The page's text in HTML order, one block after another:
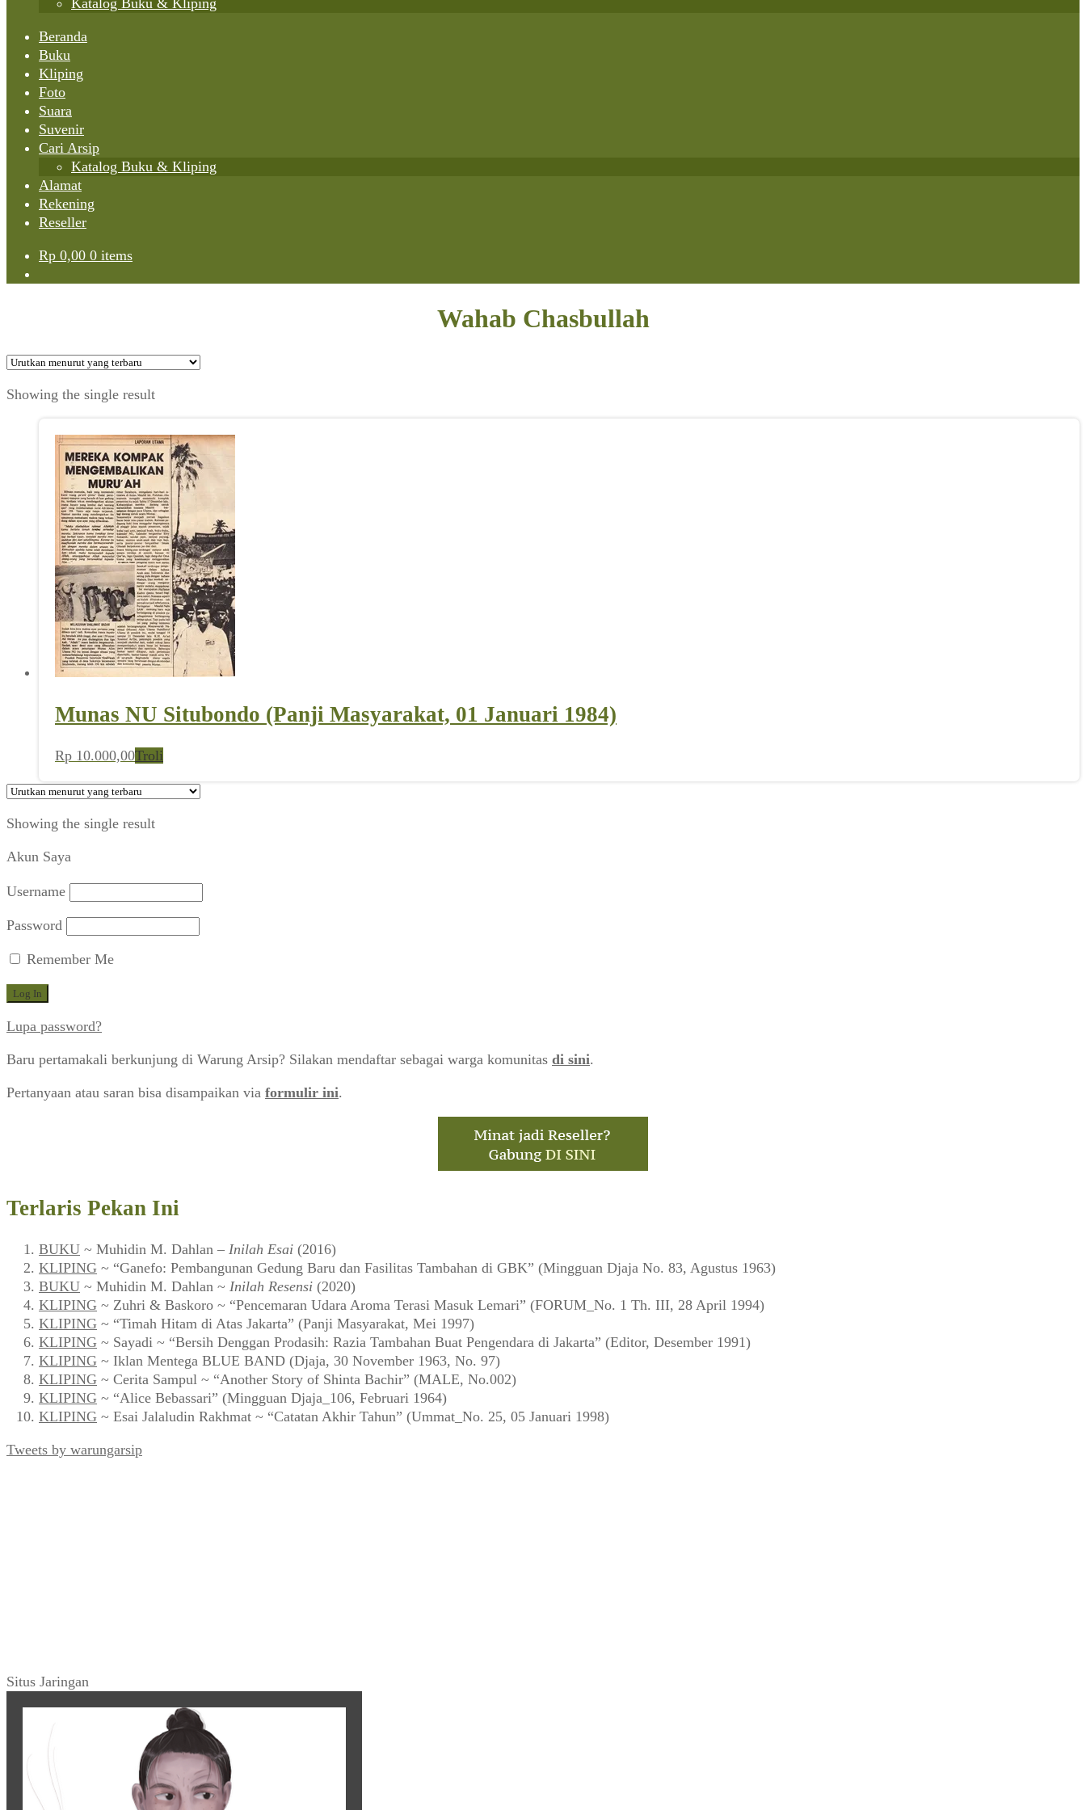
Katalog Buku & Kliping
Beranda
Buku
Kliping
Foto
Suara
Suvenir
Cari Arsip
Katalog Buku & Kliping
Alamat
Rekening
Reseller
Rp 0,00 0 items
Wahab Chasbullah
Showing the single result
Munas NU Situbondo (Panji Masyarakat, 01 Januari 1984)
Rp 10.000,00Troli
Showing the single result
Akun Saya
Username
Password
Remember Me
Lupa password?
Baru pertamakali berkunjung di Warung Arsip? Silakan mendaftar sebagai warga komunitas di sini.
Pertanyaan atau saran bisa disampaikan via formulir ini.
Terlaris Pekan Ini
BUKU ~ Muhidin M. Dahlan – Inilah Esai (2016)
KLIPING ~ “Ganefo: Pembangunan Gedung Baru dan Fasilitas Tambahan di GBK” (Mingguan Djaja No. 83, Agustus 1963)
BUKU ~ Muhidin M. Dahlan ~ Inilah Resensi (2020)
KLIPING ~ Zuhri & Baskoro ~ “Pencemaran Udara Aroma Terasi Masuk Lemari” (FORUM_No. 1 Th. III, 28 April 1994)
KLIPING ~ “Timah Hitam di Atas Jakarta” (Panji Masyarakat, Mei 1997)
KLIPING ~ Sayadi ~ “Bersih Denggan Prodasih: Razia Tambahan Buat Pengendara di Jakarta” (Editor, Desember 1991)
KLIPING ~ Iklan Mentega BLUE BAND (Djaja, 30 November 1963, No. 97)
KLIPING ~ Cerita Sampul ~ “Another Story of Shinta Bachir” (MALE, No.002)
KLIPING ~ “Alice Bebassari” (Mingguan Djaja_106, Februari 1964)
KLIPING ~ Esai Jalaludin Rakhmat ~ “Catatan Akhir Tahun” (Ummat_No. 25, 05 Januari 1998)
Tweets by warungarsip
Situs Jaringan